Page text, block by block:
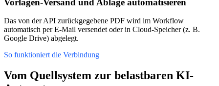
Das von der API zurückgegebene PDF wird im Workflow
automatisch per E-Mail versendet oder in Cloud-Speicher (z. B.
Google Drive) abgelegt.
So funktioniert die Verbindung
Vom Quellsystem zur belastbaren KI-